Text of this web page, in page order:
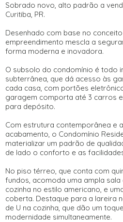
Sobrado novo, alto padrão a
Curitiba, PR.
Desenhado com base no
empreendimento mescla a
forma moderna e inovadora.
O subsolo do condomínio é todo
subterrânea, que dá acesso às
cada casa, com portões
garagem comporta até 3 carros
para depósito.
Com estrutura contemporânea e
acabamento, o Condomínio
materializar um padrão de
de lado o conforto e as
No piso térreo, que conta com
fundos, acomoda uma ampla
cozinha no estilo americano, e
coberta. Destaque para a lareira
de U na cozinha, que dão um
modernidade simultaneamente.